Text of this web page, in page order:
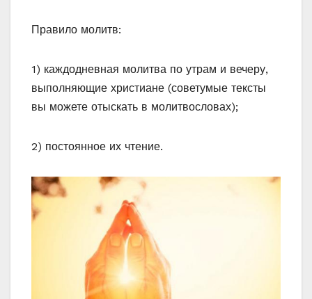
Правило молитв:
1) каждодневная молитва по утрам и вечеру,
выполняющие христиане (советумые тексты
вы можете отыскать в молитвословах);
2) постоянное их чтение.